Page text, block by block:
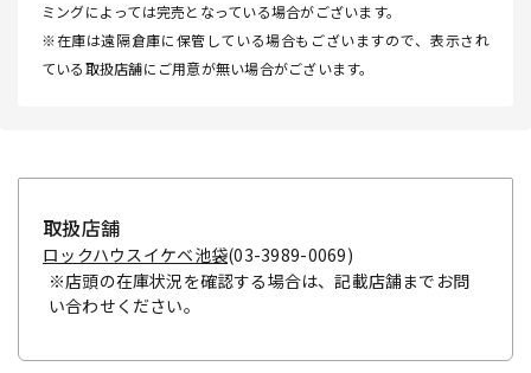
ミングによっては完売となっている場合がございます。
※在庫は遠隔倉庫に保管している場合もございますので、表示され
ている取扱店舗にご用意が無い場合がございます。
取扱店舗
ロックハウスイケベ池袋(03-3989-0069)
※店頭の在庫状況を確認する場合は、記載店舗までお問
い合わせください。